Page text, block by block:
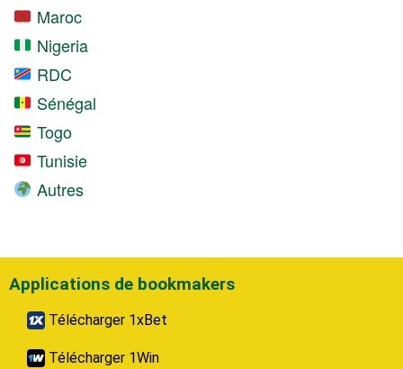
Maroc
Nigeria
RDC
Sénégal
Togo
Tunisie
Autres
Applications de bookmakers
Télécharger 1xBet
Télécharger 1Win